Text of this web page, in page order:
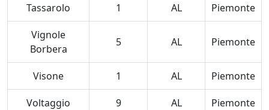
Tassarolo 1 AL Piemonte
Vignole
Borbera
5 AL Piemonte
Visone 1 AL Piemonte
Voltaggio 9 AL Piemonte